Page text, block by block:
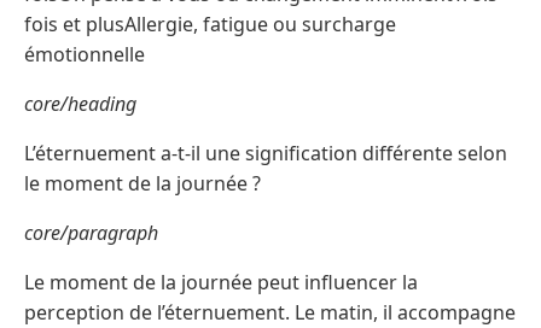
fois et plusAllergie, fatigue ou surcharge
émotionnelle
core/heading
L’éternuement a-t-il une signification différente selon
le moment de la journée ?
core/paragraph
Le moment de la journée peut influencer la
perception de l’éternuement. Le matin, il accompagne